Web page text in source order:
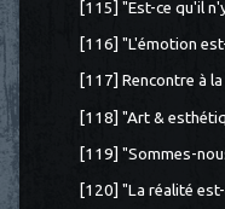
[115] "Est-ce qu'il
[116] "L'émotion
[117] Rencontre à
[118] "Art &
[119] "Sommes-
[120] "La réalité